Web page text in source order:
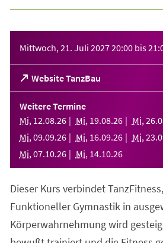
Mittwoch, 21. Juli 202720:00 bis
Website TanzBau
(Öffnet
in
einem
neuen
Tab)
Weitere Termine
Mi, 12.08.26 Mi, 19.08.26 Mi, 26.
Mi, 09.09.26 Mi, 16.09.26 Mi, 23.
Mi, 07.10.26 Mi, 14.10.26
Dieser Kurs verbindet
Funktioneller Gymnastik in
Körperwahrnehmung wird